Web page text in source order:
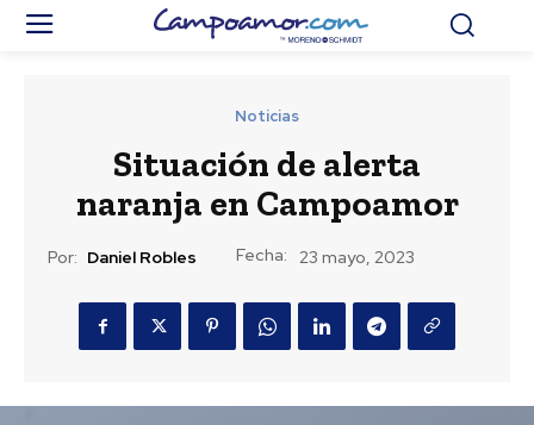
Noticias
Situación de alerta
naranja en Campoamor
Por: Daniel Robles Fecha: 23 mayo, 2023